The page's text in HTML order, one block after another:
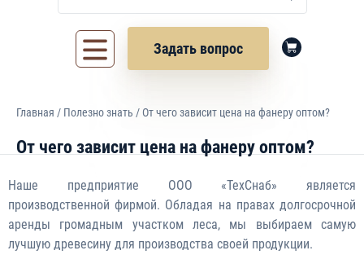
Задать вопрос
Главная / Полезно знать / От чего зависит цена на фанеру оптом?
От чего зависит цена на фанеру оптом?
Наше предприятие ООО «ТехСнаб» является
производственной фирмой. Обладая на правах долгосрочной
аренды громадным участком леса, мы выбираем самую
лучшую древесину для производства своей продукции.